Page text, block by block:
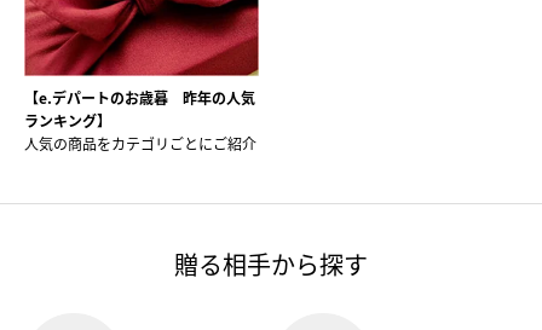
【e.デパートのお歳暮 昨年の人気
ランキング】
人気の商品をカテゴリごとにご紹介
贈る相手から探す